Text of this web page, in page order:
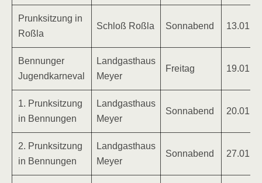
Prunksitzung in
Roßla
Schloß Roßla Sonnabend
Bennunger
Jugendkarneval
Landgasthaus
Meyer
Freitag
1. Prunksitzung
in Bennungen
Landgasthaus
Meyer
Sonnabend
2. Prunksitzung
in Bennungen
Landgasthaus
Meyer
Sonnabend